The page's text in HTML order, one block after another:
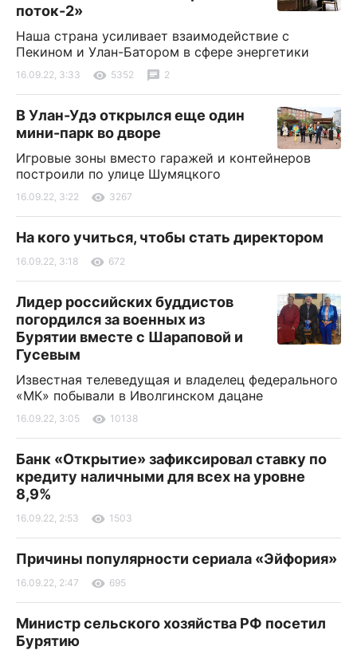
поток-2»
Наша страна усиливает взаимодействие с
Пекином и Улан-Батором в сфере энергетики
16.09.22, 3:33 5352 2
В Улан-Удэ открылся еще один
мини-парк во дворе
Игровые зоны вместо гаражей и контейнеров
построили по улице Шумяцкого
16.09.22, 3:22 3267
На кого учиться, чтобы стать директором
16.09.22, 3:18 672
Лидер российских буддистов
погордился за военных из
Бурятии вместе с Шараповой и
Гусевым
Известная телеведущая и владелец федерального
«МК» побывали в Иволгинском дацане
16.09.22, 3:05 10138
Банк «Открытие» зафиксировал ставку по
кредиту наличными для всех на уровне
8,9%
16.09.22, 2:53 1503
Причины популярности сериала «Эйфория»
16.09.22, 2:47 695
Министр сельского хозяйства РФ посетил
Бурятию